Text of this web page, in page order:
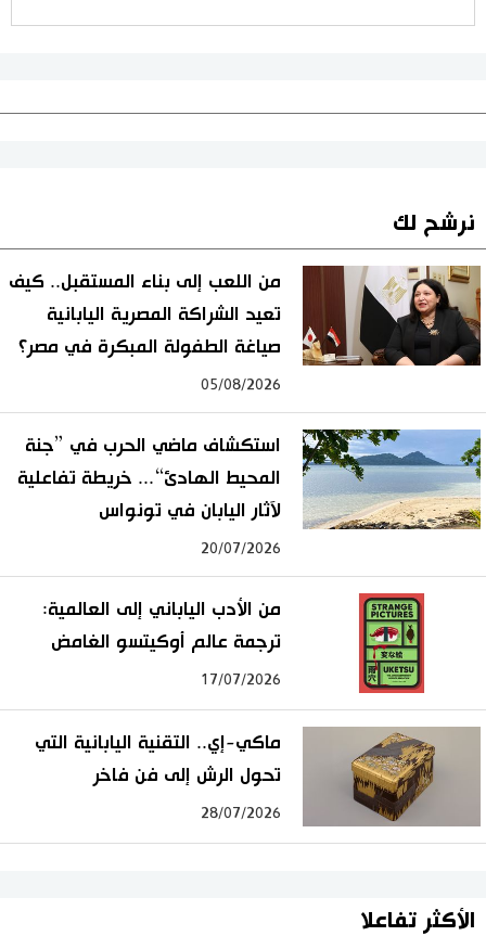
نرشح لك
من اللعب إلى بناء المستقبل.. كيف
تعيد الشراكة المصرية اليابانية
صياغة الطفولة المبكرة في مصر؟
05/08/2026
استكشاف ماضي الحرب في ”جنة
المحيط الهادئ“... خريطة تفاعلية
لآثار اليابان في تونواس
20/07/2026
من الأدب الياباني إلى العالمية:
ترجمة عالم أوكيتسو الغامض
17/07/2026
ماكي-إي.. التقنية اليابانية التي
تحول الرش إلى فن فاخر
28/07/2026
الأكثر تفاعلا